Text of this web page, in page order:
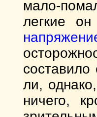
мало-
легкие
ли,
ничего,